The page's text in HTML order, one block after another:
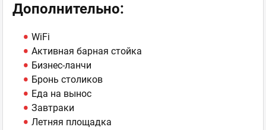
Дополнительно:
WiFi
Активная барная стойка
Бизнес-ланчи
Бронь столиков
Еда на вынос
Завтраки
Летняя площадка